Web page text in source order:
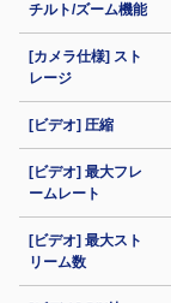
チルト/ズーム機能
[カメラ仕様] スト
レージ
[ビデオ] 圧縮
[ビデオ] 最大フレ
ームレート
[ビデオ] 最大スト
リーム数